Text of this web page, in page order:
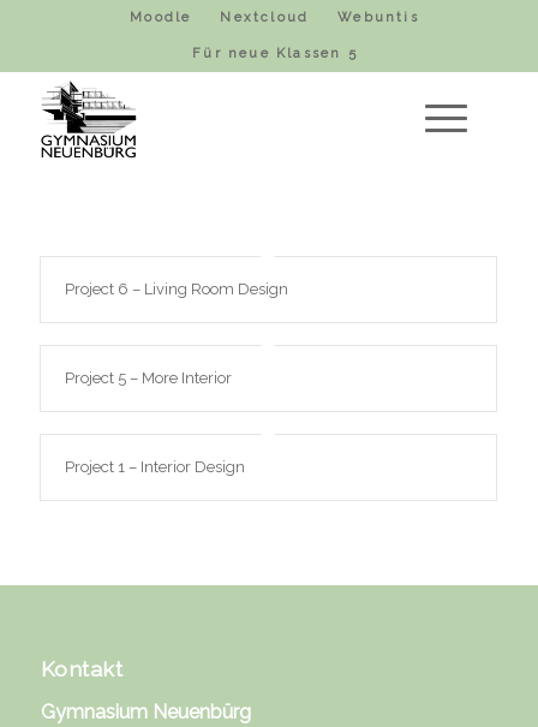
Moodle Nextcloud Webuntis
Für neue Klassen 5
Project 6 – Living Room Design
Project 5 – More Interior
Project 1 – Interior Design
Kontakt
Gymnasium Neuenbürg